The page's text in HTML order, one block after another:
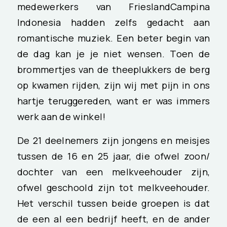
medewerkers van FrieslandCampina
Indonesia hadden zelfs gedacht aan
romantische muziek. Een beter begin van
de dag kan je je niet wensen. Toen de
brommertjes van de theeplukkers de berg
op kwamen rijden, zijn wij met pijn in ons
hartje teruggereden, want er was immers
werk aan de winkel!
De 21 deelnemers zijn jongens en meisjes
tussen de 16 en 25 jaar, die ofwel zoon/
dochter van een melkveehouder zijn,
ofwel geschoold zijn tot melkveehouder.
Het verschil tussen beide groepen is dat
de een al een bedrijf heeft, en de ander